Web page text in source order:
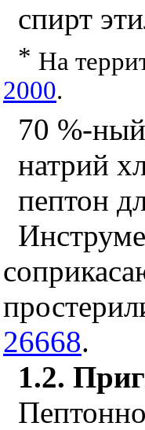
спирт
* На
2000.
70 %-
натрий
пептон
26668.
1.2.